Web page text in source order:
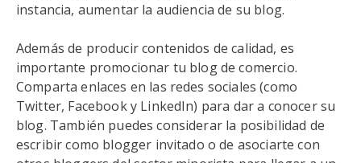
instancia, aumentar la audiencia de su blog.
Además de producir contenidos de calidad, es
importante promocionar tu blog de comercio.
Comparta enlaces en las redes sociales (como
Twitter, Facebook y LinkedIn) para dar a conocer su
blog. También puedes considerar la posibilidad de
escribir como blogger invitado o de asociarte con